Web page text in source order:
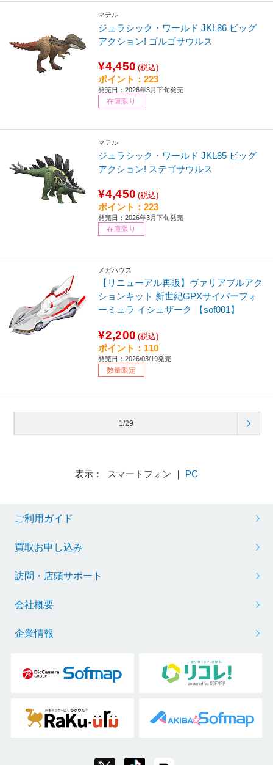
マテル
ジュラシック・ワールド JKL86 ビッグ
アクション! ゴルゴサウルス
¥4,450 (税込)
ポイント：223
発売日：2026年3月下旬発売
在庫限り
マテル
ジュラシック・ワールド JKL85 ビッグ
アクション! ステゴサウルス
¥4,450 (税込)
ポイント：223
発売日：2026年3月下旬発売
在庫限り
メガハウス
【リニューアル再販】ヴァリアブルアク
ションキット 新世紀GPXサイバーフォ
ーミュラ イシュザーク 【sof001】
¥2,200 (税込)
ポイント：110
発売日：2026/03/19発売
数量限定
1/29
表示： スマートフォン ｜ PC
ご利用ガイド
買取お申し込み
訪問・店頭サポート
会社概要
企業情報